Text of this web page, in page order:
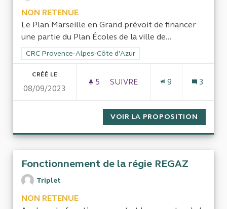
NON RETENUE
Le Plan Marseille en Grand prévoit de financer
une partie du Plan Écoles de la ville de...
Filtrer les résultats de la catégorie : CRC Provence-Alpes-
CRC Provence-Alpes-Côte d’Azur
CRÉÉ LE
08/09/2023
5 5 ABONNÉS
SUIVRE
9 3
VOIR LA PROPOSITION
Fonctionnement de la régie REGAZ
Triplet
NON RETENUE